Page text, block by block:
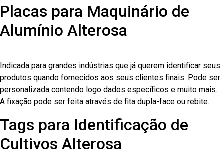
Placas para Maquinário de
Alumínio Alterosa
Indicada para grandes indústrias que já querem identificar seus
produtos quando fornecidos aos seus clientes finais. Pode ser
personalizada contendo logo dados específicos e muito mais.
A fixação pode ser feita através de fita dupla-face ou rebite.
Tags para Identificação de
Cultivos Alterosa